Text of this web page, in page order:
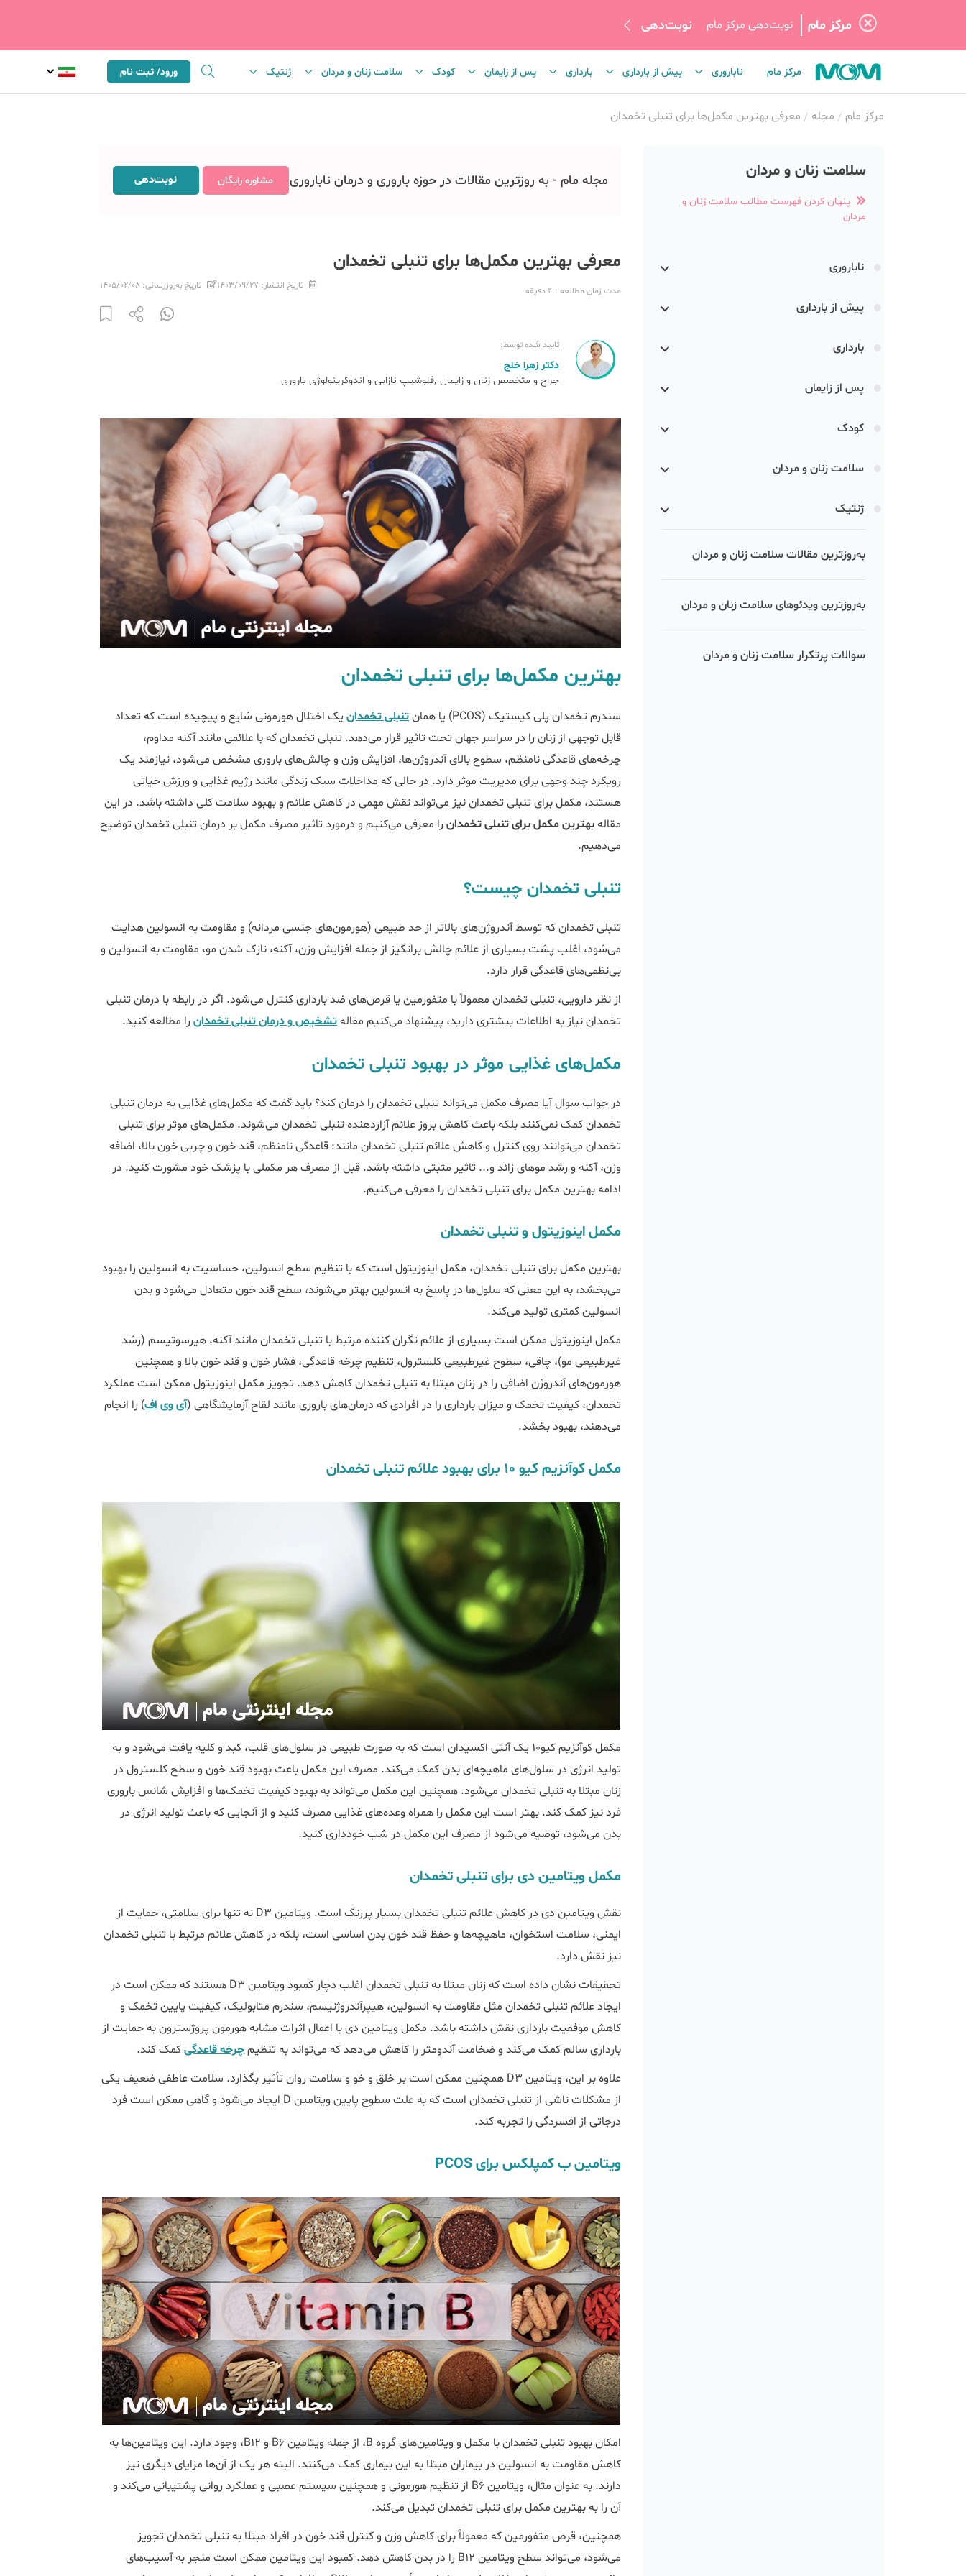
مرکز مام نوبت‌دهی مرکز مام نوبت‌دهی
مرکز مام ناباروری پیش از بارداری بارداری پس از زایمان کودک سلامت زنان و مردان ژنتیک ورود/ ثبت نام
مرکز مام مجله معرفی بهترین مکمل‌ها برای تنبلی تخمدان
سلامت زنان و مردان
پنهان کردن فهرست مطالب سلامت زنان و
مردان
ناباروری
پیش از بارداری
بارداری
پس از زایمان
کودک
سلامت زنان و مردان
ژنتیک
به‌روزترین مقالات سلامت زنان و مردان
به‌روزترین ویدئوهای سلامت زنان و مردان
سوالات پرتکرار سلامت زنان و مردان
مجله مام - به روزترین مقالات در حوزه باروری و درمان ناباروری مشاوره رایگان نوبت‌دهی
معرفی بهترین مکمل‌ها برای تنبلی تخمدان
مدت زمان مطالعه: 4 دقیقه تاریخ انتشار: ۱۴۰۳/۰۹/۲۷ تاریخ به‌روزرسانی: ۱۴۰۵/۰۲/۰۸
تایید شده توسط:
دکتر زهرا خلج
جراح و متخصص زنان و زایمان فلوشیپ نازایی و اندوکرینولوژی باروری
بهترین مکمل‌ها برای تنبلی تخمدان
سندرم تخمدان پلی کیستیک (PCOS) یا همان تنبلی تخمدانیک اختلال هورمونی شایع و پیچیده است که تعداد
قابل توجهی از زنان را در سراسر جهان تحت تاثیر قرار می‌دهد. تنبلی تخمدان که با علائمی مانند آکنه مداوم،
چرخه‌های قاعدگی نامنظم، سطوح بالای آندروژن‌ها، افزایش وزن و چالش‌های باروری مشخص می‌شود، نیازمند یک
رویکرد چند وجهی برای مدیریت موثر دارد. در حالی که مداخلات سبک زندگی مانند رژیم غذایی و ورزش حیاتی
هستند، مکمل برای تنبلی تخمدان نیز می‌تواند نقش مهمی در کاهش علائم و بهبود سلامت کلی داشته باشد. در این
مقالهبهترین مکمل برای تنبلی تخمدانرا معرفی می‌کنیم و درمورد تاثیر مصرف مکمل بر درمان تنبلی تخمدان توضیح
می‌دهیم.
تنبلی تخمدان چیست؟
تنبلی تخمدان که توسط آندروژن‌های بالاتر از حد طبیعی (هورمون‌های جنسی مردانه) و مقاومت به انسولین هدایت
می‌شود، اغلب پشت بسیاری از علائم چالش برانگیز از جمله افزایش وزن، آکنه، نازک شدن مو، مقاومت به انسولین و
بی‌نظمی‌های قاعدگی قرار دارد.
از نظر دارویی، تنبلی تخمدان معمولاً با متفورمین یا قرص‌های ضد بارداری کنترل می‌شود. اگر در رابطه با درمان تنبلی
تخمدان نیاز به اطلاعات بیشتری دارید، پیشنهاد می‌کنیم مقالهتشخیص و درمان تنبلی تخمدانرا مطالعه کنید.
مکمل‌های غذایی موثر در بهبود تنبلی تخمدان
در جواب سوال آیا مصرف مکمل می‌تواند تنبلی تخمدان را درمان کند؟ باید گفت که مکمل‌های غذایی به درمان تنبلی
تخمدان کمک نمی‌کنند بلکه باعث کاهش بروز علائم آزاردهنده تنبلی تخمدان می‌شوند. مکمل‌های موثر برای تنبلی
تخمدان می‌توانند روی کنترل و کاهش علائم تنبلی تخمدان مانند: قاعدگی نامنظم، قند خون و چربی خون بالا، اضافه
وزن، آکنه و رشد موهای زائد و... تاثیر مثبتی داشته باشد. قبل از مصرف هر مکملی با پزشک خود مشورت کنید. در
ادامه بهترین مکمل برای تنبلی تخمدان را معرفی می‌کنیم.
مکمل اینوزیتول و تنبلی تخمدان
بهترین مکمل برای تنبلی تخمدان، مکمل اینوزیتول است که با تنظیم سطح انسولین، حساسیت به انسولین را بهبود
می‌بخشد، به این معنی که سلول‌ها در پاسخ به انسولین بهتر می‌شوند، سطح قند خون متعادل می‌شود و بدن
انسولین کمتری تولید می‌کند.
مکمل اینوزیتول ممکن است بسیاری از علائم نگران کننده مرتبط با تنبلی تخمدان مانند آکنه، هیرسوتیسم (رشد
غیرطبیعی مو)، چاقی، سطوح غیرطبیعی کلسترول، تنظیم چرخه قاعدگی، فشار خون و قند خون بالا و همچنین
هورمون‌های آندروژن اضافی را در زنان مبتلا به تنبلی تخمدان کاهش دهد. تجویز مکمل اینوزیتول ممکن است عملکرد
تخمدان، کیفیت تخمک و میزان بارداری را در افرادی که درمان‌های باروری مانند لقاح آزمایشگاهی (آی وی اف) را انجام
می‌دهند، بهبود بخشد.
مکمل کوآنزیم کیو ۱۰ برای بهبود علائم تنبلی تخمدان
مکمل کوآنزیم کیو۱۰ یک آنتی اکسیدان است که به صورت طبیعی در سلول‌های قلب، کبد و کلیه یافت می‌شود و به
تولید انرژی در سلول‌های ماهیچه‌ای بدن کمک می‌کند. مصرف این مکمل باعث بهبود قند خون و سطح کلسترول در
زنان مبتلا به تنبلی تخمدان می‌شود. همچنین این مکمل می‌تواند به بهبود کیفیت تخمک‌ها و افزایش شانس باروری
فرد نیز کمک کند. بهتر است این مکمل را همراه وعده‌های غذایی مصرف کنید و از آنجایی که باعث تولید انرژی در
بدن می‌شود، توصیه می‌شود از مصرف این مکمل در شب خودداری کنید.
مکمل ویتامین دی برای تنبلی تخمدان
نقش ویتامین دی در کاهش علائم تنبلی تخمدان بسیار پررنگ است. ویتامین D3 نه تنها برای سلامتی، حمایت از
ایمنی، سلامت استخوان، ماهیچه‌ها و حفظ قند خون بدن اساسی است، بلکه در کاهش علائم مرتبط با تنبلی تخمدان
نیز نقش دارد.
تحقیقات نشان داده است که زنان مبتلا به تنبلی تخمدان اغلب دچار کمبود ویتامین D3 هستند که ممکن است در
ایجاد علائم تنبلی تخمدان مثل مقاومت به انسولین، هیپرآندروژنیسم، سندرم متابولیک، کیفیت پایین تخمک و
کاهش موفقیت بارداری نقش داشته باشد. مکمل ویتامین دی با اعمال اثرات مشابه هورمون پروژسترون به حمایت از
بارداری سالم کمک می‌کند و ضخامت آندومتر را کاهش می‌دهد که می‌تواند به تنظیمچرخه قاعدگیکمک کند.
علاوه بر این، ویتامین D3 همچنین ممکن است بر خلق و خو و سلامت روان تأثیر بگذارد. سلامت عاطفی ضعیف یکی
از مشکلات ناشی از تنبلی تخمدان است که به علت سطوح پایین ویتامین D ایجاد می‌شود و گاهی ممکن است فرد
درجاتی از افسردگی را تجربه کند.
ویتامین ب کمپلکس برای PCOS
امکان بهبود تنبلی تخمدان با مکمل و ویتامین‌های گروه B، از جمله ویتامین B6 و B12، وجود دارد. این ویتامین‌ها به
کاهش مقاومت به انسولین در بیماران مبتلا به این بیماری کمک می‌کنند. البته هر یک از آن‌ها مزایای دیگری نیز
دارند. به عنوان مثال، ویتامین B6 از تنظیم هورمونی و همچنین سیستم عصبی و عملکرد روانی پشتیبانی می‌کند و
آن را به بهترین مکمل برای تنبلی تخمدان تبدیل می‌کند.
همچنین، قرص متفورمین که معمولاً برای کاهش وزن و کنترل قند خون در افراد مبتلا به تنبلی تخمدان تجویز
می‌شود، می‌تواند سطح ویتامین B12 را در بدن کاهش دهد. کمبود این ویتامین ممکن است منجر به آسیب‌های